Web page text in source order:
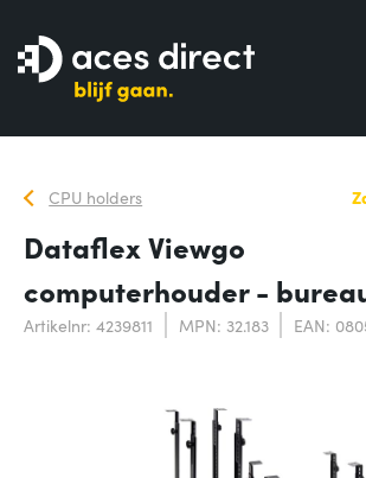
CPU holders
Dataflex Viewgo
computerhouder -
Artikelnr: 4239811 MPN: 32.183 EAN: